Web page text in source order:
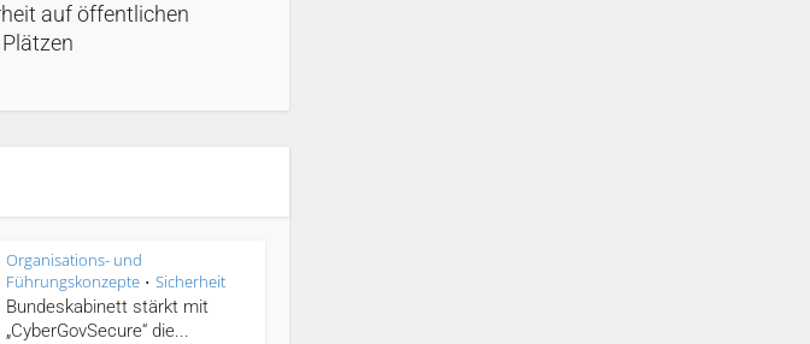
auf öffentlichen
Plätzen
Organisations- und
Führungskonzepte • Sicherheit
Bundeskabinett stärkt mit
„CyberGovSecure“ die...